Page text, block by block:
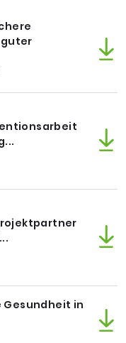
Gesundheit in